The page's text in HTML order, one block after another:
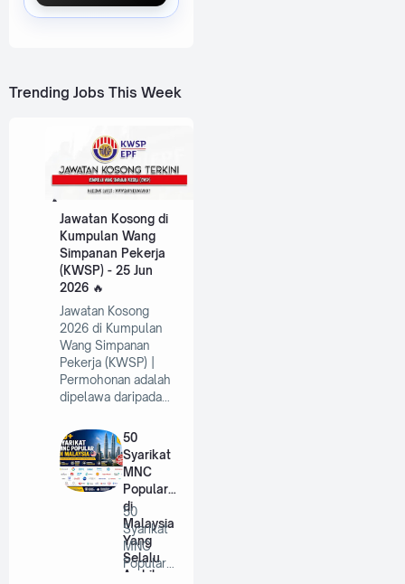
Trending Jobs This Week
Jawatan Kosong di
Kumpulan Wang
Simpanan Pekerja
(KWSP) - 25 Jun
2026
Jawatan Kosong
2026 di Kumpulan
Wang Simpanan
Pekerja (KWSP) |
Permohonan adalah
dipelawa daripada…
50
Syarikat
MNC
Popular
di
Malaysia
Yang
Selalu
Ambil
50
Syarikat
MNC
Popular